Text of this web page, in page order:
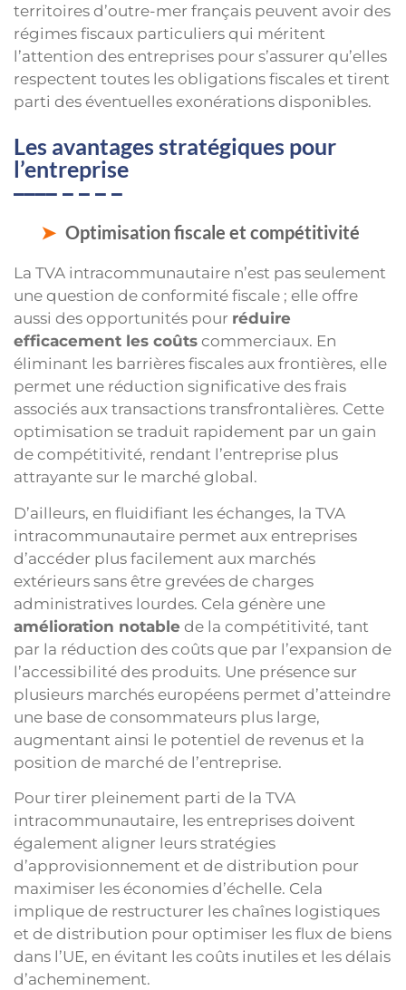
territoires d’outre-mer français peuvent avoir des
régimes fiscaux particuliers qui méritent
l’attention des entreprises pour s’assurer qu’elles
respectent toutes les obligations fiscales et tirent
parti des éventuelles exonérations disponibles.
Les avantages stratégiques pour
l’entreprise
Optimisation fiscale et compétitivité
La TVA intracommunautaire n’est pas seulement
une question de conformité fiscale ; elle offre
aussi des opportunités pour réduire
efficacement les coûts commerciaux. En
éliminant les barrières fiscales aux frontières, elle
permet une réduction significative des frais
associés aux transactions transfrontalières. Cette
optimisation se traduit rapidement par un gain
de compétitivité, rendant l’entreprise plus
attrayante sur le marché global.
D’ailleurs, en fluidifiant les échanges, la TVA
intracommunautaire permet aux entreprises
d’accéder plus facilement aux marchés
extérieurs sans être grevées de charges
administratives lourdes. Cela génère une
amélioration notable de la compétitivité, tant
par la réduction des coûts que par l’expansion de
l’accessibilité des produits. Une présence sur
plusieurs marchés européens permet d’atteindre
une base de consommateurs plus large,
augmentant ainsi le potentiel de revenus et la
position de marché de l’entreprise.
Pour tirer pleinement parti de la TVA
intracommunautaire, les entreprises doivent
également aligner leurs stratégies
d’approvisionnement et de distribution pour
maximiser les économies d’échelle. Cela
implique de restructurer les chaînes logistiques
et de distribution pour optimiser les flux de biens
dans l’UE, en évitant les coûts inutiles et les délais
d’acheminement.